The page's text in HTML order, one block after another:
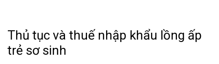
Thủ tục và thuế nhập khẩu lồng ấp
trẻ sơ sinh